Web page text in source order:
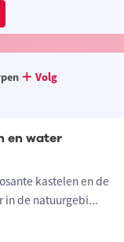
Volg
en water
kastelen en de
in de natuurgebi...